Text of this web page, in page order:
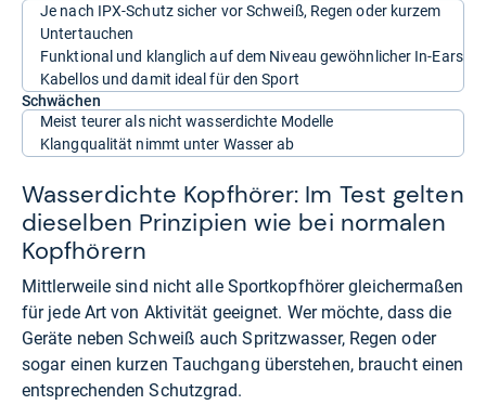
Je nach IPX-Schutz sicher vor Schweiß, Regen oder kurzem
Untertauchen
Funktional und klanglich auf dem Niveau gewöhnlicher In-Ears
Kabellos und damit ideal für den Sport
Schwächen
Meist teurer als nicht wasserdichte Modelle
Klangqualität nimmt unter Wasser ab
Wasserdichte Kopfhörer: Im Test gelten
dieselben Prinzipien wie bei normalen
Kopfhörern
Mittlerweile sind nicht alle Sportkopfhörer gleichermaßen
für jede Art von Aktivität geeignet. Wer möchte, dass die
Geräte neben Schweiß auch Spritzwasser, Regen oder
sogar einen kurzen Tauchgang überstehen, braucht einen
entsprechenden Schutzgrad.